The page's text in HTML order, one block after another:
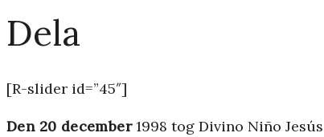
Dela
[R-slider id=”45″]
Den 20 december1998 tog Divino Niño